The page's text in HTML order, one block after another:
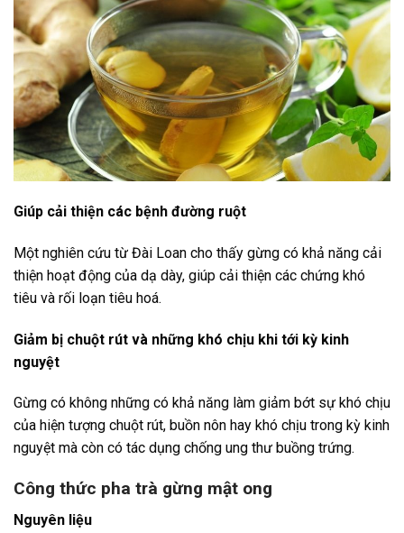
Giúp cải thiện các bệnh đường ruột
Một nghiên cứu từ Đài Loan cho thấy gừng có khả năng cải
thiện hoạt động của dạ dày, giúp cải thiện các chứng khó
tiêu và rối loạn tiêu hoá.
Giảm bị chuột rút và những khó chịu khi tới kỳ kinh
nguyệt
Gừng có không những có khả năng làm giảm bớt sự khó chịu
của hiện tượng chuột rút, buồn nôn hay khó chịu trong kỳ kinh
nguyệt mà còn có tác dụng chống ung thư buồng trứng.
Công thức pha trà gừng mật ong
Nguyên liệu